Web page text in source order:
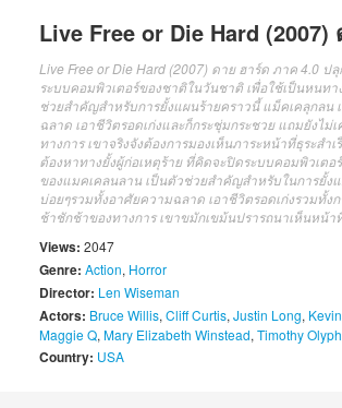
Live Free or Die Hard
Live Free or Die Hard (2007) ดาย ฮาร์ด ภาค 4.0
ระบบคอมพิวเตอร์ของชาติในวันชาติ เพื่อใช้เป็นหนท
ช่วยสำคัญสำหรับการยั้งแผนร้ายคราวนี้ แม็คเคลุกลน
ฉลาด เอาชีวิตรอดเก่งและก็กระชุ่มกระชวย แถมยังไม่
ทางการ เขาจริงจังต้องการมองเห็นภาระหน้าที่ธุระส
ต้องหาทางยั้งผู้ก่อเหตุร้าย ที่คิดจะปิดระบบคอมพิวเต
ของแมคเคลนลาน เป็นตัวช่วยสำคัญสำหรับในการยั้ง
บ่อยๆรวมทั้งอาศัยความฉลาด เอาชีวิตรอดเก่งรวมทั้ง
ช้าชักช้าของทางการ เขาขมักเขม้นปรารถนาเห็นหน้
Views: 2047
Genre: Action, Horror
Director: Len Wiseman
Actors: Bruce Willis, Cliff Curtis, Justin Long,
Maggie Q, Mary Elizabeth Winstead, Timothy
Country: USA